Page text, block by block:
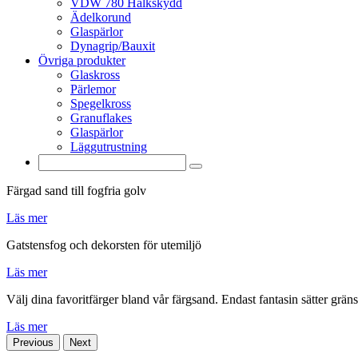
VDW 780 Halkskydd
Ädelkorund
Glaspärlor
Dynagrip/Bauxit
Övriga produkter
Glaskross
Pärlemor
Spegelkross
Granuflakes
Glaspärlor
Läggutrustning
Färgad sand till fogfria golv
Läs mer
Gatstensfog och dekorsten för utemiljö
Läs mer
Välj dina favoritfärger bland vår färgsand. Endast fantasin sätter
Läs mer
Previous Next